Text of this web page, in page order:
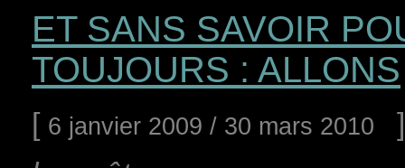
ET SANS SAVOIR
TOUJOURS : ALLONS
[ 6 janvier 2009 / 30 mars 2010
]